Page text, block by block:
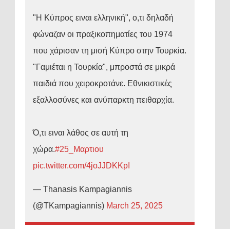
"Η Κύπρος ειναι ελληνική", ο,τι δηλαδή
φώναζαν οι πραξικοπηματίες του 1974
που χάρισαν τη μισή Κύπρο στην Τουρκία.
"Γαμιέται η Τουρκία", μπροστά σε μικρά
παιδιά που χειροκροτάνε. Εθνικιστικές
εξαλλοσύνες και ανύπαρκτη πειθαρχία.
Ό,τι ειναι λάθος σε αυτή τη
χώρα.#25_Μαρτιου
pic.twitter.com/4joJJDKKpI
— Thanasis Kampagiannis
(@TKampagiannis) March 25, 2025